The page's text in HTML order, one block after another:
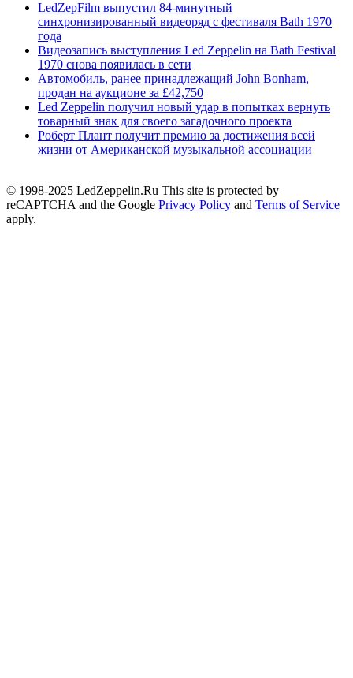
LedZepFilm выпустил 84-минутный
синхронизированный видеоряд с фестиваля Bath 1970
года
Видеозапись выступления Led Zeppelin на Bath Festival
1970 снова появилась в сети
Автомобиль, ранее принадлежащий John Bonham,
продан на аукционе за £42,750
Led Zeppelin получил новый удар в попытках вернуть
товарный знак для своего загадочного проекта
Роберт Плант получит премию за достижения всей
жизни от Американской музыкальной ассоциации
© 1998-2025 LedZeppelin.Ru This site is protected by
reCAPTCHA and the Google Privacy Policy and Terms of Service
apply.